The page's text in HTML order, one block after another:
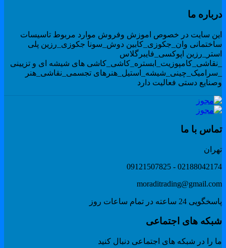
ما
سایت در خصوص اموزش وفروش موارد مربوط تاسیسات
وان_جکوزی_کابین دوش_سونا جکوزی_رزین پلی
اپوکسی_فایبرگلاس
های شیشه ای و تزیینی
تجسمی_نقاشی_هنر
دستی فعالیت دارد
با ما
02188042174 -
24 ساعته در تمام ساعات روز
های اجتماعی
را در شبکه های اجتماعی دنبال کنید